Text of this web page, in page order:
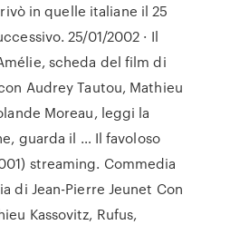
in quelle italiane il 25
25/01/2002 · Il
scheda del film di
Audrey Tautou, Mathieu
Moreau, leggi la
guarda il … Il favoloso
streaming. Commedia
di Jean-Pierre Jeunet Con
Kassovitz, Rufus,